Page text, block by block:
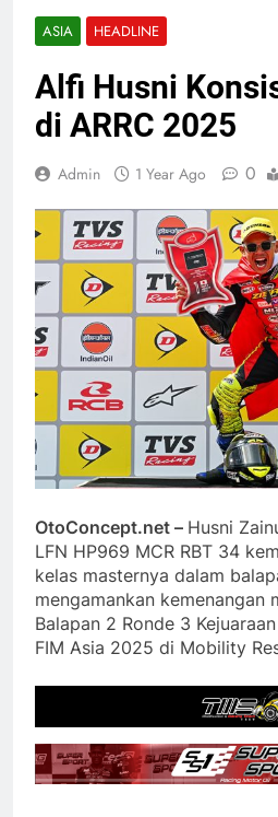
ASIA HEADLINE
Alfi Husni
di ARRC 2025
Admin 1 Year Ago 0
OtoConcept.net – Husni
LFN HP969 MCR RBT 34
kelas masternya dalam
mengamankan kemenangan
Balapan 2 Ronde 3
FIM Asia 2025 di Mobility